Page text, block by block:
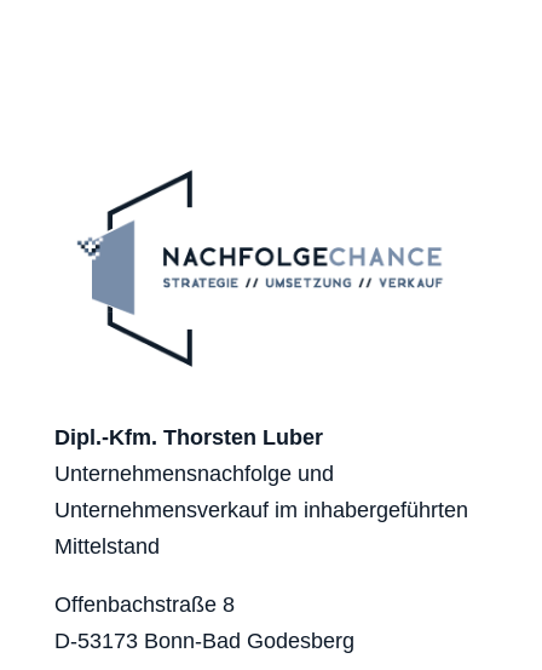
Dipl.-Kfm. Thorsten Luber
Unternehmensnachfolge und
Unternehmensverkauf im inhabergeführten
Mittelstand
Offenbachstraße 8
D-53173 Bonn-Bad Godesberg